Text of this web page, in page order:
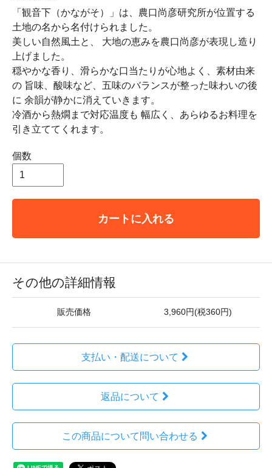
「観⾳下（かながそ）」は、農⼝尚彦研究所が位置する
⼟地の名から名付けられました。
美しい⾃然⾵⼟と、 ⼤地の恵みを農⼝尚彦が表現し造り
上げました。
穏やかな⾹り、滑らかな⼝当たりが⼼地よく、素材由来
の 旨味、酸味など、五味のバランスが整った味わいの後
に 余韻が静かに消えていきます。
冷酒から熱燗まで対応温度も 幅広く、あらゆるお料理を
引き⽴ててくれます。
個数
カートに入れる
その他の詳細情報
販売価格 3,960円(税360円)
支払い・配送について
返品について
この商品について問い合わせる